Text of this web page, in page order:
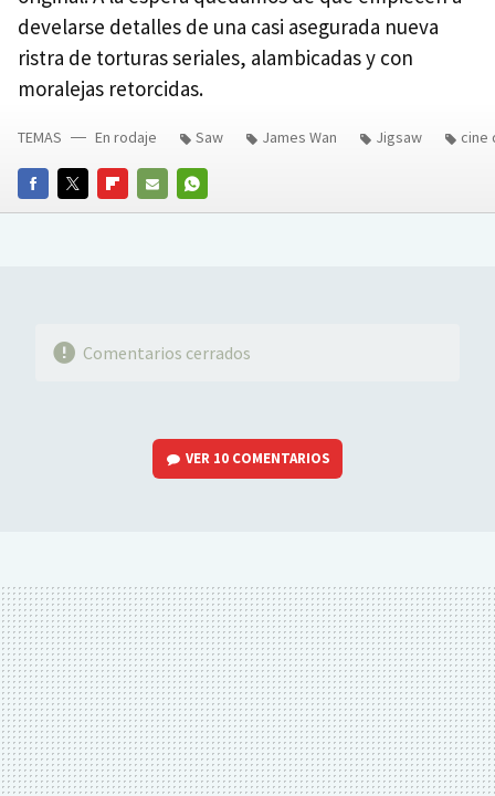
develarse detalles de una casi asegurada nueva
ristra de torturas seriales, alambicadas y con
moralejas retorcidas.
FACEBOOKTWITTERFLIPBOARD
E-
WHATSAPP
TEMAS En rodaje Saw James Wan Jigsaw cine
Comentarios cerrados
VER 10 COMENTARIOS